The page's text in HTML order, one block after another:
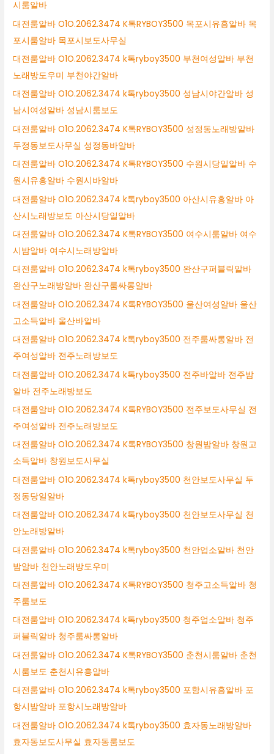
시룸알바
대전룸알바 O1O.2062.3474 K톡RYBOY3500 목포시유흥알바 목
포시룸알바 목포시보도사무실
대전룸알바 O1O.2062.3474 k톡ryboy3500 부천여성알바 부천
노래방도우미 부천야간알바
대전룸알바 O1O.2062.3474 k톡ryboy3500 성남시야간알바 성
남시여성알바 성남시룸보도
대전룸알바 O1O.2062.3474 K톡RYBOY3500 성정동노래방알바
두정동보도사무실 성정동바알바
대전룸알바 O1O.2062.3474 K톡RYBOY3500 수원시당일알바 수
원시유흥알바 수원시바알바
대전룸알바 O1O.2062.3474 k톡ryboy3500 아산시유흥알바 아
산시노래방보도 아산시당일알바
대전룸알바 O1O.2062.3474 K톡RYBOY3500 여수시룸알바 여수
시밤알바 여수시노래방알바
대전룸알바 O1O.2062.3474 k톡ryboy3500 완산구퍼블릭알바
완산구노래방알바 완산구룸싸롱알바
대전룸알바 O1O.2062.3474 K톡RYBOY3500 울산여성알바 울산
고소득알바 울산바알바
대전룸알바 O1O.2062.3474 k톡ryboy3500 전주룸싸롱알바 전
주여성알바 전주노래방보도
대전룸알바 O1O.2062.3474 k톡ryboy3500 전주바알바 전주밤
알바 전주노래방보도
대전룸알바 O1O.2062.3474 K톡RYBOY3500 전주보도사무실 전
주여성알바 전주노래방보도
대전룸알바 O1O.2062.3474 K톡RYBOY3500 창원밤알바 창원고
소득알바 창원보도사무실
대전룸알바 O1O.2062.3474 k톡ryboy3500 천안보도사무실 두
정동당일알바
대전룸알바 O1O.2062.3474 k톡ryboy3500 천안보도사무실 천
안노래방알바
대전룸알바 O1O.2062.3474 k톡ryboy3500 천안업소알바 천안
밤알바 천안노래방도우미
대전룸알바 O1O.2062.3474 K톡RYBOY3500 청주고소득알바 청
주룸보도
대전룸알바 O1O.2062.3474 k톡ryboy3500 청주업소알바 청주
퍼블릭알바 청주룸싸롱알바
대전룸알바 O1O.2062.3474 K톡RYBOY3500 춘천시룸알바 춘천
시룸보도 춘천시유흥알바
대전룸알바 O1O.2062.3474 k톡ryboy3500 포항시유흥알바 포
항시밤알바 포항시노래방알바
대전룸알바 O1O.2062.3474 k톡ryboy3500 효자동노래방알바
효자동보도사무실 효자동룸보도